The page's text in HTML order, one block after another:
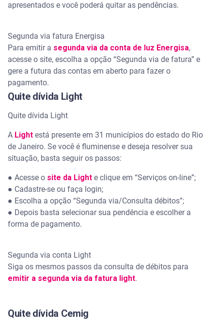
apresentados e você poderá quitar as pendências.
Segunda via fatura Energisa
Para emitir a segunda via da conta de luz Energisa,
acesse o site, escolha a opção “Segunda via de fatura” e
gere a futura das contas em aberto para fazer o
pagamento.
Quite dívida Light
Quite dívida Light
A Light está presente em 31 municípios do estado do Rio
de Janeiro. Se você é fluminense e deseja resolver sua
situação, basta seguir os passos:
● Acesse o site da Light e clique em “Serviços on-line”;
● Cadastre-se ou faça login;
● Escolha a opção “Segunda via/Consulta débitos”;
● Depois basta selecionar sua pendência e escolher a
forma de pagamento.
Segunda via conta Light
Siga os mesmos passos da consulta de débitos para
emitir a segunda via da fatura light.
Quite dívida Cemig